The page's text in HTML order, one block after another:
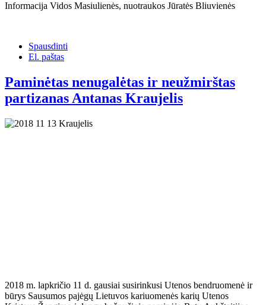
Informacija Vidos Masiulienės, nuotraukos Jūratės Bliuvienės
Spausdinti
El. paštas
Paminėtas nenugalėtas ir neužmirštas
partizanas Antanas Kraujelis
2018 m. lapkričio 11 d. gausiai susirinkusi Utenos bendruomenė ir
būrys Sausumos pajėgų Lietuvos kariuomenės karių Utenos